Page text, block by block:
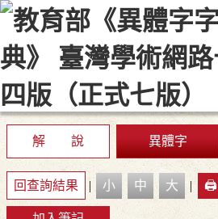
::: 最新消息 常見問題 編輯說明
顯示模式
網站導覽
解 說 異體字
回查詢結果 | 小 中 大 | 🖨️